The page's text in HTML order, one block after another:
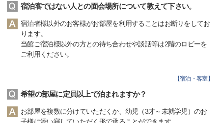
宿泊客ではない人との面会場所について教えて下さい。
宿泊者様以外のお客様がお部屋を利用することはお断りをしてお
ります。
当館ご宿泊様以外の方との待ち合わせや談話等は2階のロビーを
ご利用ください。
【宿泊・客室】
希望の部屋に定員以上で泊まれますか？
お部屋を複数に分けていただくか、幼児（3才～未就学児）のお